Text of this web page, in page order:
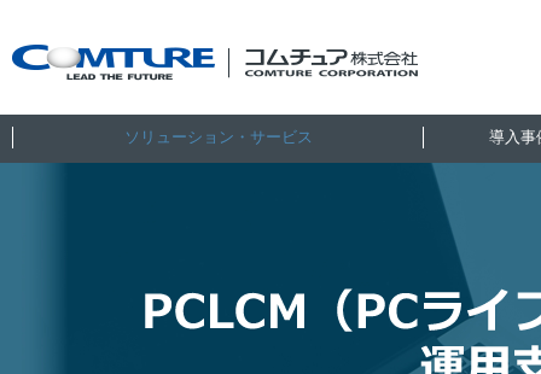
ソリューション・サービス 導入事